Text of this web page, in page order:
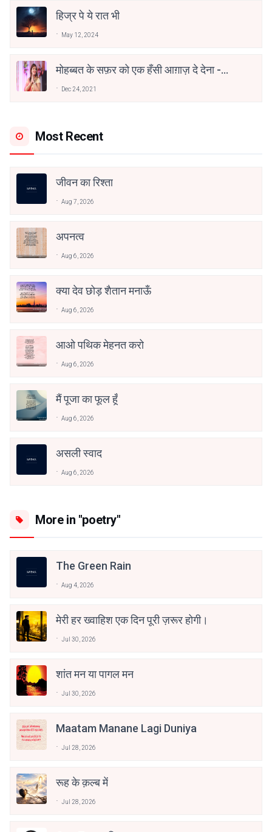
हिज्र पे ये रात भी
May 12, 2024
मोहब्बत के सफ़र को एक हँसी आग़ाज़ दे देना -
Dec 24, 2021
Most Recent
जीवन का रिश्ता
Aug 7, 2026
अपनत्व
Aug 6, 2026
क्या देव छोड़ शैतान मनाऊँ
Aug 6, 2026
आओ पथिक मेहनत करो
Aug 6, 2026
मैं पूजा का फूल हूँ
Aug 6, 2026
असली स्वाद
Aug 6, 2026
More in "poetry"
The Green Rain
Aug 4, 2026
मेरी हर ख्वाहिश एक दिन पूरी ज़रूर होगी।
Jul 30, 2026
शांत मन या पागल मन
Jul 30, 2026
Maatam Manane Lagi Duniya
Jul 28, 2026
रूह के क़ल्ब में
Jul 28, 2026